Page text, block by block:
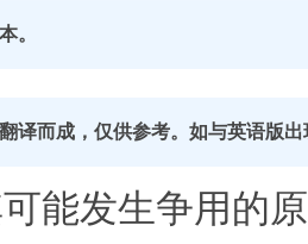
。
译而成，仅供参考。如与英语版出
能发生争用的